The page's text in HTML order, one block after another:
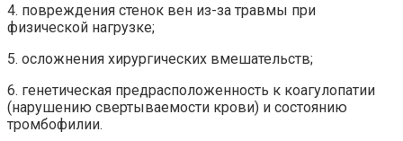
4. повреждения стенок вен из-за травмы при
физической нагрузке;
5. осложнения хирургических вмешательств;
6. генетическая предрасположенность к коагулопатии
(нарушению свертываемости крови) и состоянию
тромбофилии.